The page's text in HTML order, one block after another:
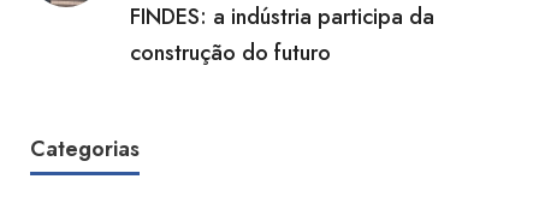
FINDES: a indústria participa da
construção do futuro
Categorias